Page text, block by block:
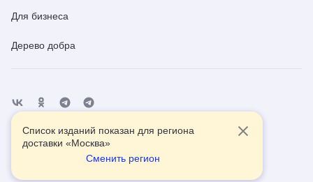
Для бизнеса
Дерево добра
Помощь Контакты
Список изданий показан для региона
доставки «Москва»
Сменить регион